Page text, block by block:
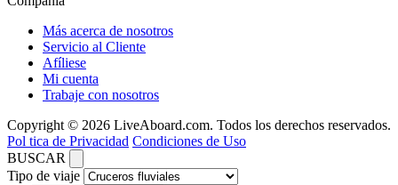
Más acerca de nosotros
Servicio al Cliente
Afíliese
Mi cuenta
Trabaje con nosotros
Copyright © 2026 LiveAboard.com. Todos los derechos reservados.
Pol tica de Privacidad Condiciones de Uso
BUSCAR
Tipo de viaje